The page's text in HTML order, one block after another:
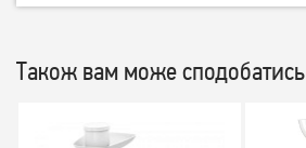
Також вам може сподобатись